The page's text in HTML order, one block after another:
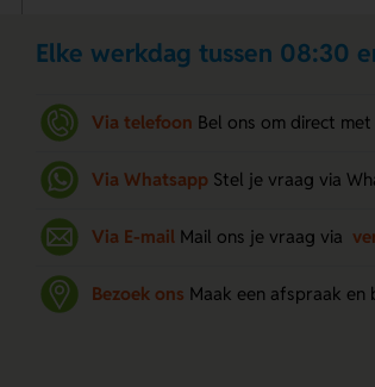
Elke werkdag tussen 08:30
Via telefoon Bel ons om direct
Via Whatsapp Stel je vraag via
Via E-mail Mail ons je vraag via
Bezoek ons Maak een afspraak en